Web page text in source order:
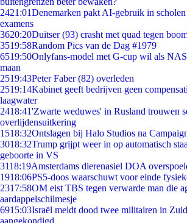
2421:01Denemarken pakt AI-gebruik in
examens
3620:20Duitser (93) crasht met quad tegen
3519:58Random Pics van de Dag #1979
6519:50Onlyfans-model met G-cup wil als
maan
2519:43Peter Faber (82) overleden
2519:14Kabinet geeft bedrijven geen
laagwater
2418:41'Zwarte weduwes' in Rusland trouwen
overlijdensuitkering
1518:32Ontslagen bij Halo Studios na
3018:32Trump grijpt weer in op automatisch
geboorte in VS
3118:19Amsterdams dierenasiel DOA
1918:06PS5-doos waarschuwt voor einde
2317:58OM eist TBS tegen verwarde man die
aardappelschilmesje
6915:03Israël meldt dood twee militairen in
aangekondigd